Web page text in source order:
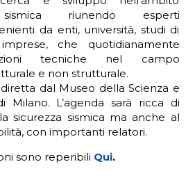
sismica riunendo esperti
da enti, università, studi di
che quotidianamente
tecniche nel campo
e non strutturale.
diretta dal Museo della Scienza e
Milano. L’agenda sarà ricca di
sicurezza sismica ma anche al
con importanti relatori.
sono reperibili Qui.